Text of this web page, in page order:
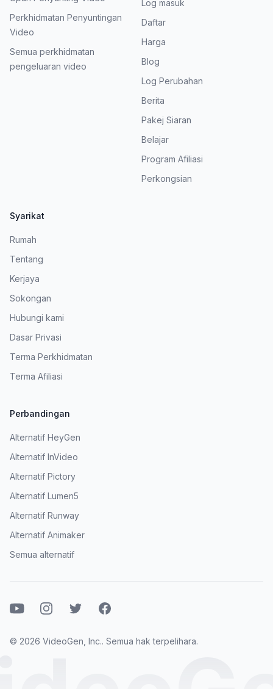
Perkhidmatan Penyuntingan
Video
Semua perkhidmatan
pengeluaran video
Log masuk
Daftar
Harga
Blog
Log Perubahan
Berita
Pakej Siaran
Belajar
Program Afiliasi
Perkongsian
Syarikat
Rumah
Tentang
Kerjaya
Sokongan
Hubungi kami
Dasar Privasi
Terma Perkhidmatan
Terma Afiliasi
Perbandingan
Alternatif HeyGen
Alternatif InVideo
Alternatif Pictory
Alternatif Lumen5
Alternatif Runway
Alternatif Animaker
Semua alternatif
YoutubeInstagramTwitterFacebook
© 2026 VideoGen, Inc.. Semua hak terpelihara.